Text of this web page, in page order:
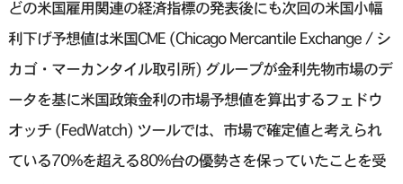
どの米国雇用関連の経済指標の発表後にも次回の米国小幅
利下げ予想値は米国CME (Chicago Mercantile Exchange / シ
カゴ・マーカンタイル取引所) グループが金利先物市場のデ
ータを基に米国政策金利の市場予想値を算出するフェドウ
オッチ (FedWatch) ツールでは、市場で確定値と考えられ
ている70%を超える80%台の優勢さを保っていたことを受